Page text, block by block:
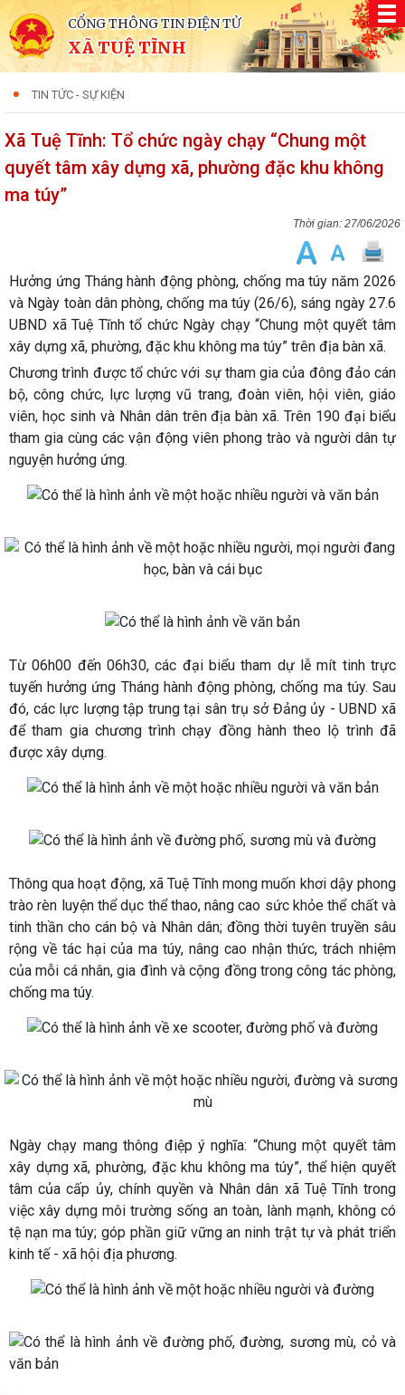
CỔNG THÔNG TIN ĐIỆN TỬ
XÃ TUỆ TĨNH
TIN TỨC - SỰ KIỆN
Xã Tuệ Tĩnh: Tổ chức ngày chạy “Chung một
quyết tâm xây dựng xã, phường đặc khu không
ma túy”
27/06/2026
Hưởng ứng Tháng hành động phòng, chống ma túy năm 2026
và Ngày toàn dân phòng, chống ma túy (26/6), sáng ngày 27.6
UBND xã Tuệ Tĩnh tổ chức Ngày chạy “Chung một quyết tâm
xây dựng xã, phường, đặc khu không ma túy” trên địa bàn xã.
Chương trình được tổ chức với sự tham gia của đông đảo cán
bộ, công chức, lực lượng vũ trang, đoàn viên, hội viên, giáo
viên, học sinh và Nhân dân trên địa bàn xã. Trên 190 đại biểu
tham gia cùng các vận động viên phong trào và người dân tự
nguyện hưởng ứng.
Từ 06h00 đến 06h30, các đại biểu tham dự lễ mít tinh trực
tuyến hưởng ứng Tháng hành động phòng, chống ma túy. Sau
đó, các lực lượng tập trung tại sân trụ sở Đảng ủy - UBND xã
để tham gia chương trình chạy đồng hành theo lộ trình đã
được xây dựng.
Thông qua hoạt động, xã Tuệ Tĩnh mong muốn khơi dậy phong
trào rèn luyện thể dục thể thao, nâng cao sức khỏe thể chất và
tinh thần cho cán bộ và Nhân dân; đồng thời tuyên truyền sâu
rộng về tác hại của ma túy, nâng cao nhận thức, trách nhiệm
của mỗi cá nhân, gia đình và cộng đồng trong công tác phòng,
chống ma túy.
Ngày chạy mang thông điệp ý nghĩa: “Chung một quyết tâm
xây dựng xã, phường, đặc khu không ma túy”, thể hiện quyết
tâm của cấp ủy, chính quyền và Nhân dân xã Tuệ Tĩnh trong
việc xây dựng môi trường sống an toàn, lành mạnh, không có
tệ nạn ma túy; góp phần giữ vững an ninh trật tự và phát triển
kinh tế - xã hội địa phương.